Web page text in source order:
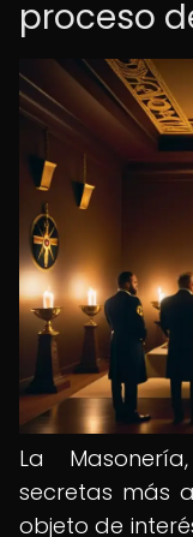
proceso
La
secretas más
objeto de